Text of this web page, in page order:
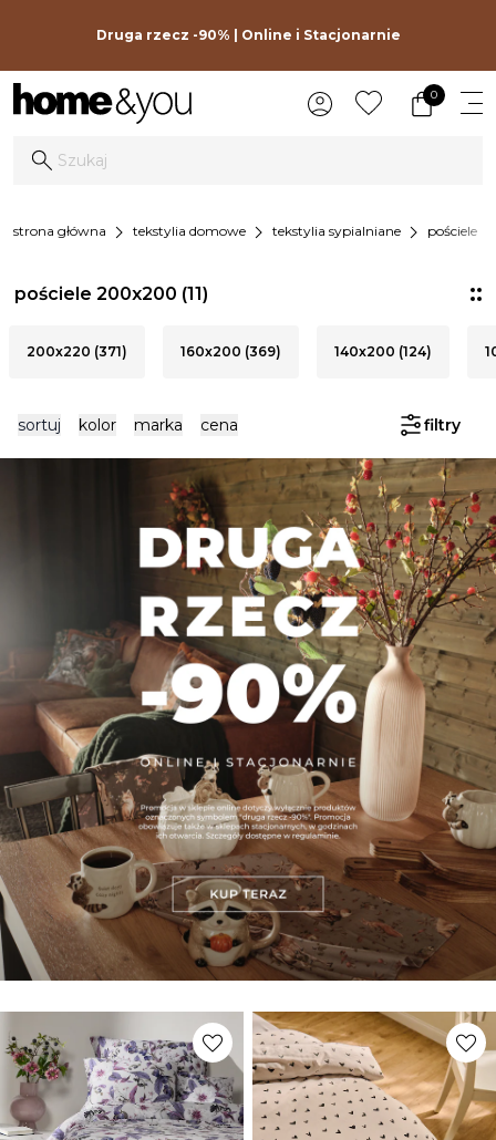
Druga rzecz -90% | Online i Stacjonarnie
0
strona główna chevron_right tekstylia domowe chevron_right tekstylia sypialniane chevron_right pościele
pościele 200x200 (11)
200x220 (371) 160x200 (369) 140x200 (124)
sortuj kolor marka cena filtry
favorite favorite